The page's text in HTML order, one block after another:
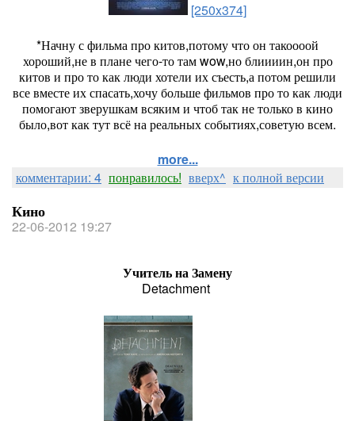
[250x374]
*Начну с фильма про китов,потому что он такоооой
хороший,не в плане чего-то там wow,но блиииин,он про
китов и про то как люди хотели их съесть,а потом решили
все вместе их спасать,хочу больше фильмов про то как люди
помогают зверушкам всяким и чтоб так не только в кино
было,вот как тут всё на реальных событиях,советую всем.
more...
комментарии: 4 понравилось! вверх^ к полной версии
Кино
22-06-2012 19:27
Учитель на Замену
Detachment